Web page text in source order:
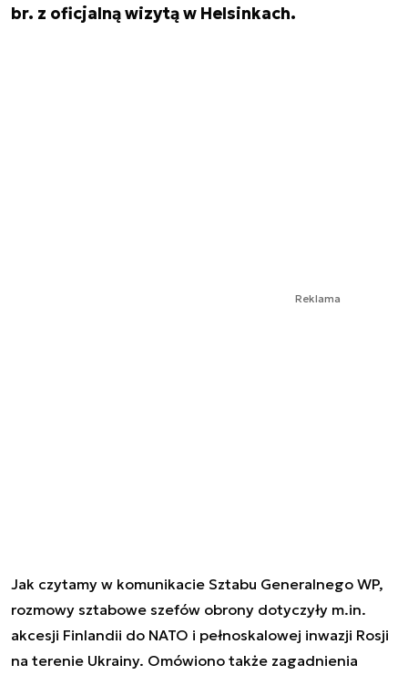
br. z oficjalną wizytą w Helsinkach.
Reklama
Jak czytamy w komunikacie Sztabu Generalnego WP,
rozmowy sztabowe szefów obrony dotyczyły m.in.
akcesji Finlandii do NATO i pełnoskalowej inwazji Rosji
na terenie Ukrainy. Omówiono także zagadnienia